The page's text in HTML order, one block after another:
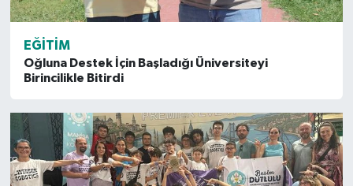
EĞITIM
Oğluna Destek İçin Başladığı Üniversiteyi
Birincilikle Bitirdi